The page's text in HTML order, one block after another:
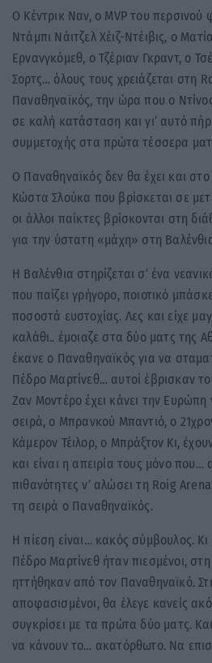
Ο Κέντρικ Ναν, ο MVP του
Ντάμπι Νάιτζελ Χέιζ-Ντέιβις, ο
Ερνανγκόμεθ, ο Τζέριαν Γκραντ, ο
Σορτς… όλους τους χρειάζεται στη
Παναθηναϊκός, την ώρα που ο
σε καλή κατάσταση και γι’ αυτό
συμμετοχής στα πρώτα τέσσερα
Ο Παναθηναϊκός δεν θα έχει και
Κώστα Σλούκα που βρίσκεται σε
οι άλλοι παίκτες βρίσκονται στη
για την ύστατη «μάχη» στη
Η Βαλένθια στηρίζεται σ’ ένα
που παίζει γρήγορο, ποιοτικό
ποσοστά ευστοχίας. Λες και είχε
καλάθι.. έμοιαζε στα δύο ματς της
έκανε ο Παναθηναϊκός για να
Πέδρο Μαρτίνεθ… αυτοί έβρισκαν
Ζαν Μοντέρο έχει κάνει την
σειρά, ο Μπρανκού Μπαντιό, ο
Κάμερον Τέιλορ, ο Μπράξτον Κι,
και είναι η απειρία τους μόνο που…
πιθανότητες ν’ αλώσει τη Roig
τη σειρά ο Παναθηναϊκός.
Η πίεση είναι… κακός σύμβουλος. Κι
Πέδρο Μαρτίνεθ ήταν πιεσμένοι,
ηττήθηκαν από τον Παναθηναϊκό.
αποφασισμένοι, θα έλεγε κανείς
συγκρίσει με τα πρώτα δύο ματς.
να κάνουν το… ακατόρθωτο. Να